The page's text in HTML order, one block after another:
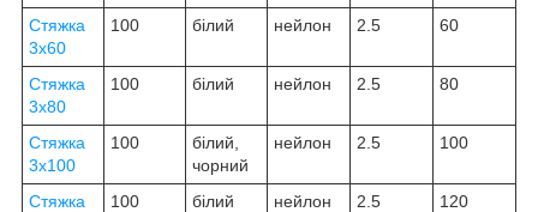
Стяжка
3х60
100 білий нейлон 2.5 60
Стяжка
3х80
100 білий нейлон 2.5 80
Стяжка
3х100
100
білий,
чорний
нейлон 2.5 100
Стяжка
100 білий нейлон 2.5 120